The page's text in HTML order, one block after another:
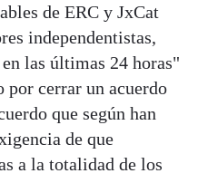
de ERC y JxCat
independentistas,
las últimas 24 horas"
por cerrar un acuerdo
que según han
de que
a la totalidad de los